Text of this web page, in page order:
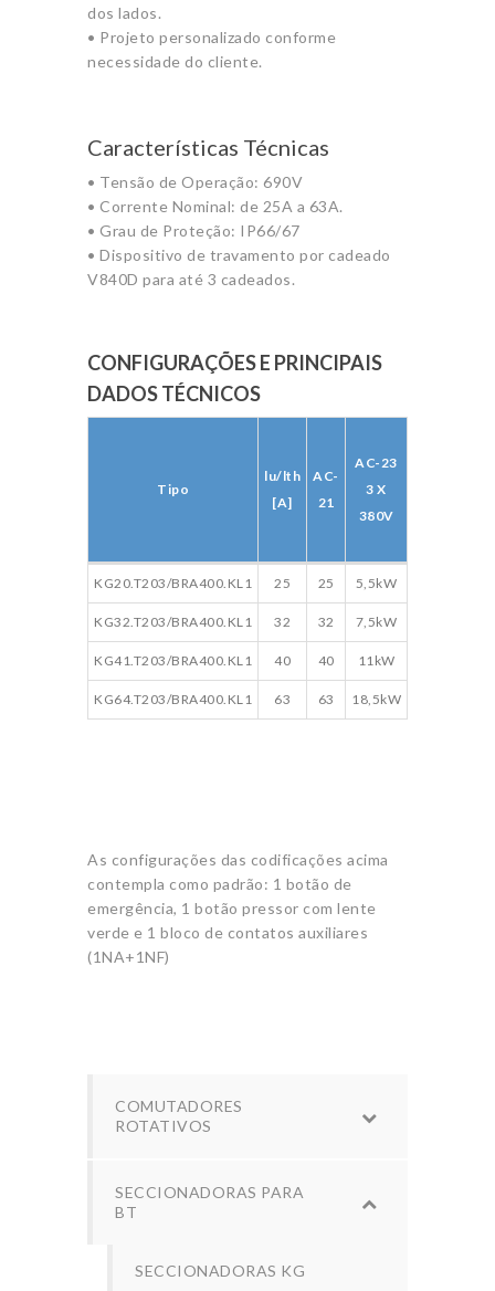
dos lados.
• Projeto personalizado conforme
necessidade do cliente.
Características Técnicas
• Tensão de Operação: 690V
• Corrente Nominal: de 25A a 63A.
• Grau de Proteção: IP66/67
• Dispositivo de travamento por cadeado
V840D para até 3 cadeados.
CONFIGURAÇÕES E PRINCIPAIS
DADOS TÉCNICOS
Tipo
lu/lth
[A]
AC-
21
AC-23
3 X
380V
Tipo
lu/lth
[A]
AC-
21
AC-23
3 X
380V
KG20.T203/BRA400.KL1 25 25 5,5kW
KG32.T203/BRA400.KL1 32 32 7,5kW
KG41.T203/BRA400.KL1 40 40 11kW
KG64.T203/BRA400.KL1 63 63 18,5kW
As configurações das codificações acima
contempla como padrão: 1 botão de
emergência, 1 botão pressor com lente
verde e 1 bloco de contatos auxiliares
(1NA+1NF)
COMUTADORES
ROTATIVOS
SECCIONADORAS PARA
BT
SECCIONADORAS KG